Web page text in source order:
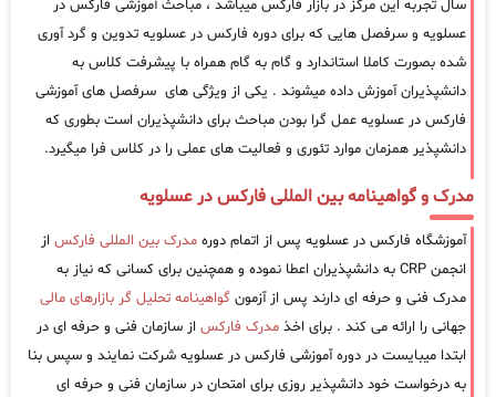
سال تجربه این مرکز در بازار فارکس میباشد ، مباحث آموزشی فارکس در
عسلویه و سرفصل هایی که برای دوره فارکس در عسلویه تدوین و گرد آوری
شده بصورت کاملا استاندارد و گام به گام همراه با پیشرفت کلاس به
دانشپذیران آموزش داده میشوند . یکی از ویژگی های سرفصل های آموزشی
فارکس در عسلویه عمل گرا بودن مباحث برای دانشپذیران است بطوری که
دانشپذیر همزمان موارد تئوری و فعالیت های عملی را در کلاس فرا میگیرد.
مدرک و گواهینامه بین المللی فارکس در عسلویه
آموزشگاه فارکس در عسلویه پس از اتمام دوره مدرک بین المللی فارکس از
انجمن CRP به دانشپذیران اعطا نموده و همچنین برای کسانی که نیاز به
مدرک فنی و حرفه ای دارند پس از آزمون گواهینامه تحلیل گر بازارهای مالی
جهانی را ارائه می کند . برای اخذ مدرک فارکس از سازمان فنی و حرفه ای در
ابتدا میبایست در دوره آموزشی فارکس در عسلویه شرکت نمایند و سپس بنا
به درخواست خود دانشپذیر روزی برای امتحان در سازمان فنی و حرفه ای